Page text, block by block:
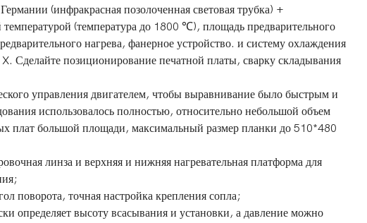
(инфракрасная позолоченная световая трубка) +
температурой (температура до 1800 ℃), площадь предварительного
нагрева, фанерное устройство. и систему охлаждения
Сделайте позиционирование печатной платы, сварку складывания
управления двигателем, чтобы выравнивание было быстрым и
использовалось полностью, относительно небольшой объем
плат большой площади, максимальный размер планки до 510*480
линза и верхняя и нижняя нагревательная платформа для
поворота, точная настройка крепления сопла;
определяет высоту всасывания и установки, а давление можно